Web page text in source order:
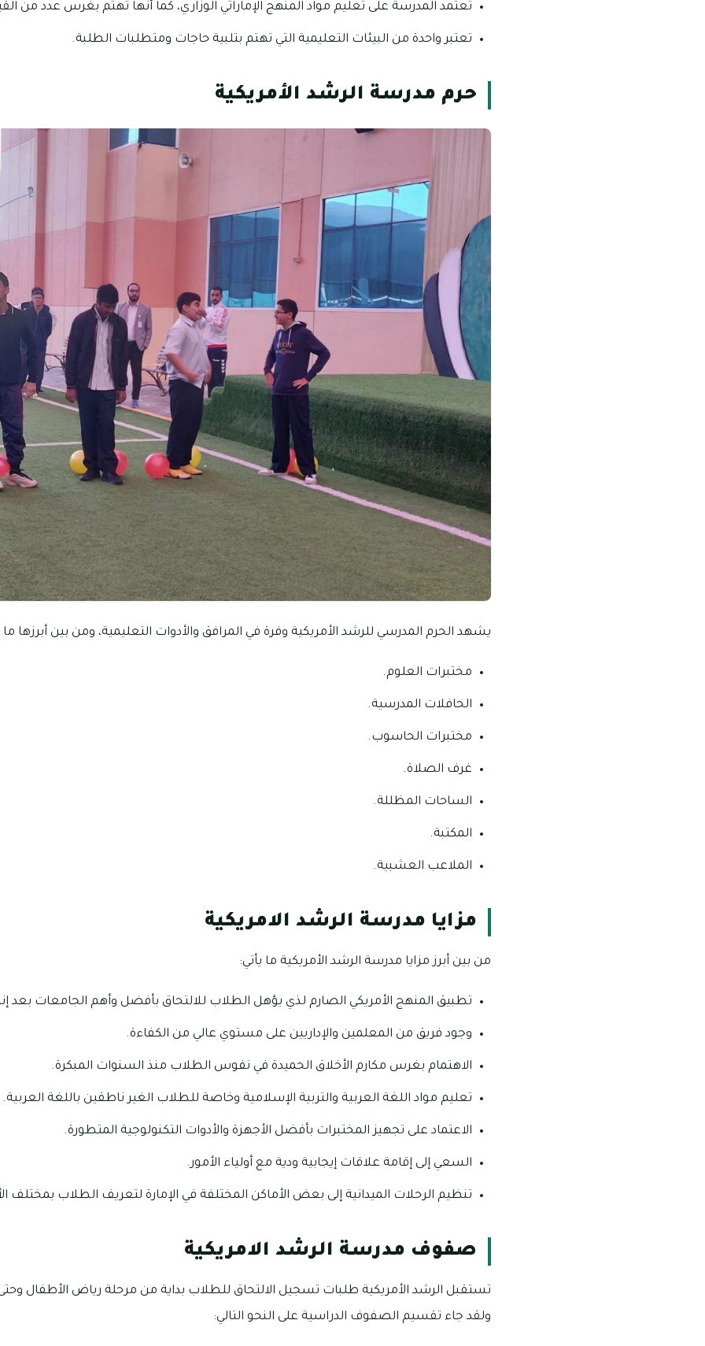
تعتمد المدرسة على تعليم مواد المنهج الإماراتي الوزاري، كما أنها تهتم بغرس عدد من
تعتبر واحدة من البيئات التعليمية التي تهتم بتلبية حاجات ومتطلبات الطلبة.
حرم مدرسة الرشد الأمريكية
يشهد الحرم المدرسي للرشد الأمريكية وفرة في المرافق والأدوات التعليمية، ومن بين أبرزها ما
مختبرات العلوم.
الحافلات المدرسية.
مختبرات الحاسوب.
غرف الصلاة.
الساحات المظللة.
المكتبة.
الملاعب العشبية.
مزايا مدرسة الرشد الامريكية
من بين أبرز مزايا مدرسة الرشد الأمريكية ما يأتي:
تطبيق المنهج الأمريكي الصارم لذي يؤهل الطلاب للالتحاق بأفضل وأهم الجامعات بعد
وجود فريق من المعلمين والإداريين على مستوي عالي من الكفاءة.
الاهتمام بغرس مكارم الأخلاق الحميدة في نفوس الطلاب منذ السنوات المبكرة.
تعليم مواد اللغة العربية والتربية الإسلامية وخاصة للطلاب الغير ناطقين باللغة العربية.
الاعتماد على تجهيز المختبرات بأفضل الأجهزة والأدوات التكنولوجية المتطورة.
السعي إلى إقامة علاقات إيجابية ودية مع أولياء الأمور.
تنظيم الرحلات الميدانية إلى بعض الأماكن المختلفة في الإمارة لتعريف الطلاب بمختلف
صفوف مدرسة الرشد الامريكية
تستقبل الرشد الأمريكية طلبات تسجيل الالتحاق للطلاب بداية من مرحلة رياض الأطفال
ولقد جاء تقسيم الصفوف الدراسية على النحو التالي: